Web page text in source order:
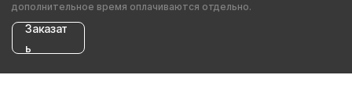
дополнительное время оплачиваются отдельно.
Заказат
ь